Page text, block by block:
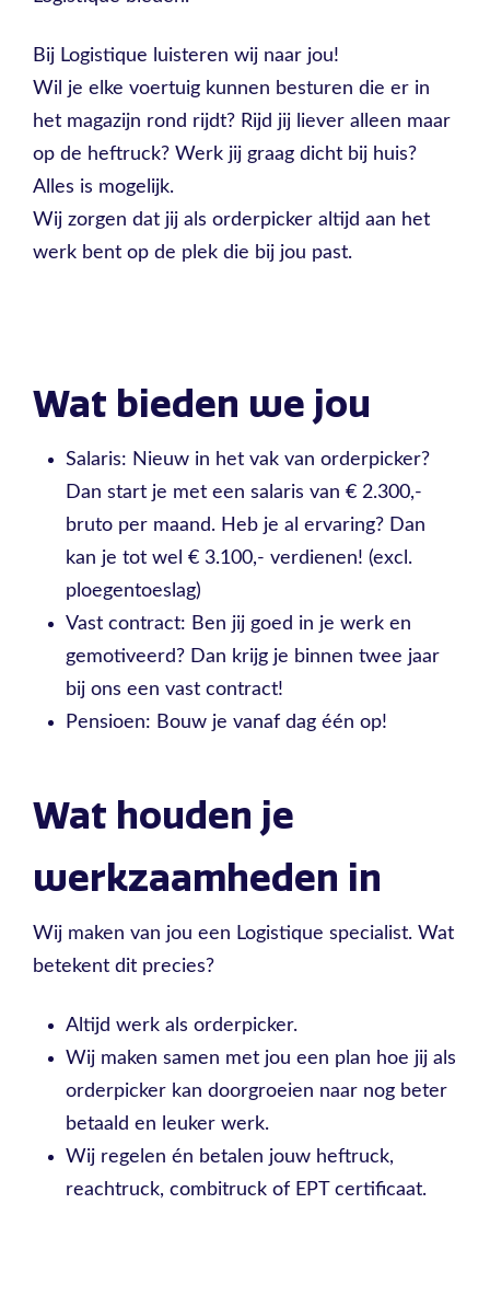
Bij Logistique luisteren wij naar jou!
Wil je elke voertuig kunnen besturen die er in
het magazijn rond rijdt? Rijd jij liever alleen maar
op de heftruck? Werk jij graag dicht bij huis?
Alles is mogelijk.
Wij zorgen dat jij als orderpicker altijd aan het
werk bent op de plek die bij jou past.
Wat bieden we jou
Salaris: Nieuw in het vak van orderpicker?
Dan start je met een salaris van € 2.300,-
bruto per maand. Heb je al ervaring? Dan
kan je tot wel € 3.100,- verdienen! (excl.
ploegentoeslag)
Vast contract: Ben jij goed in je werk en
gemotiveerd? Dan krijg je binnen twee jaar
bij ons een vast contract!
Pensioen: Bouw je vanaf dag één op!
Wat houden je
werkzaamheden in
Wij maken van jou een Logistique specialist. Wat
betekent dit precies?
Altijd werk als orderpicker.
Wij maken samen met jou een plan hoe jij als
orderpicker kan doorgroeien naar nog beter
betaald en leuker werk.
Wij regelen én betalen jouw heftruck,
reachtruck, combitruck of EPT certificaat.